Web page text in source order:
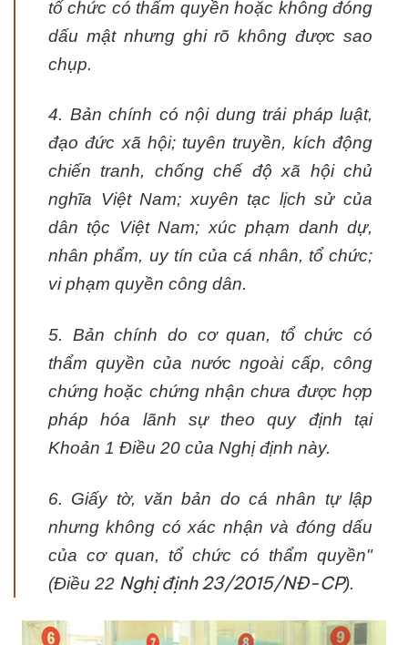
tổ chức có thẩm quyền hoặc không đóng
dấu mật nhưng ghi rõ không được sao
chụp.
4. Bản chính có nội dung trái pháp luật,
đạo đức xã hội; tuyên truyền, kích động
chiến tranh, chống chế độ xã hội chủ
nghĩa Việt Nam; xuyên tạc lịch sử của
dân tộc Việt Nam; xúc phạm danh dự,
nhân phẩm, uy tín của cá nhân, tổ chức;
vi phạm quyền công dân.
5. Bản chính do cơ quan, tổ chức có
thẩm quyền của nước ngoài cấp, công
chứng hoặc chứng nhận chưa được hợp
pháp hóa lãnh sự theo quy định tại
Khoản 1 Điều 20 của Nghị định này.
6. Giấy tờ, văn bản do cá nhân tự lập
nhưng không có xác nhận và đóng dấu
của cơ quan, tổ chức có thẩm quyền"
(Điều 22 Nghị định 23/2015/NĐ-CP).